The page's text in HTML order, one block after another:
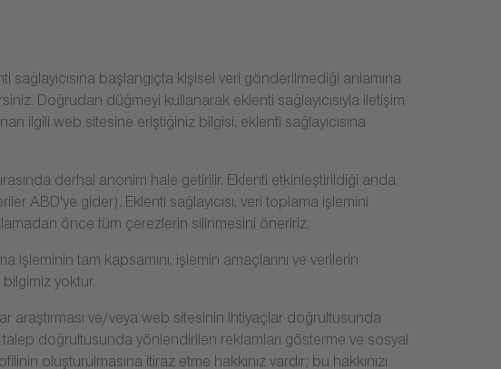
sağlayıcısına başlangıçta kişisel veri gönderilmediği anlamına
Doğrudan düğmeyi kullanarak eklenti sağlayıcısıyla iletişim
ilgili web sitesine eriştiğiniz bilgisi, eklenti sağlayıcısına
derhal anonim hale getirilir. Eklenti etkinleştirildiği anda
ABD'ye gider). Eklenti sağlayıcısı, veri toplama işlemini
önce tüm çerezlerin silinmesini öneririz.
tam kapsamını, işlemin amaçlarını ve verilerin
yoktur.
araştırması ve/veya web sitesinin ihtiyaçlar doğrultusunda
talep doğrultusunda yönlendirilen reklamları gösterme ve sosyal
oluşturulmasına itiraz etme hakkınız vardır; bu hakkınızı